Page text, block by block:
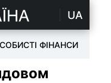
UA
ФІНАНСИ